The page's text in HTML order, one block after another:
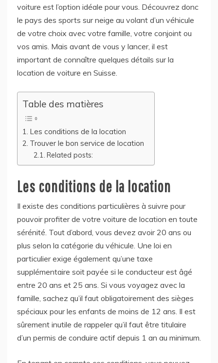
voiture est l’option idéale pour vous. Découvrez donc
le pays des sports sur neige au volant d’un véhicule
de votre choix avec votre famille, votre conjoint ou
vos amis. Mais avant de vous y lancer, il est
important de connaître quelques détails sur la
location de voiture en Suisse.
Table des matières
Les conditions de la location
Trouver le bon service de location
Related posts:
Les conditions de la location
Il existe des conditions particulières à suivre pour
pouvoir profiter de votre voiture de location en toute
sérénité. Tout d’abord, vous devez avoir 20 ans ou
plus selon la catégorie du véhicule. Une loi en
particulier exige également qu’une taxe
supplémentaire soit payée si le conducteur est âgé
entre 20 ans et 25 ans. Si vous voyagez avec la
famille, sachez qu’il faut obligatoirement des sièges
spéciaux pour les enfants de moins de 12 ans. Il est
sûrement inutile de rappeler qu’il faut être titulaire
d’un permis de conduire actif depuis 1 an au minimum.